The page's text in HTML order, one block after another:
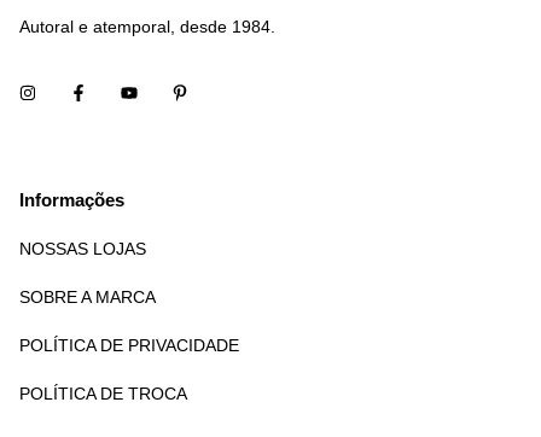
Autoral e atemporal, desde 1984.
Informações
NOSSAS LOJAS
SOBRE A MARCA
POLÍTICA DE PRIVACIDADE
POLÍTICA DE TROCA